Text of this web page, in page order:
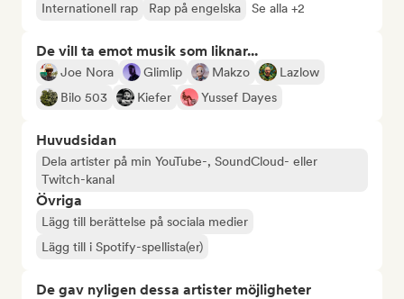
Internationell rap
Rap på engelska Se alla +2
De vill ta emot musik som liknar...
Joe Nora Glimlip Makzo
Lazlow
Bilo 503
Kiefer Yussef Dayes
Huvudsidan
Dela artister på min YouTube-, SoundCloud- eller
Twitch-kanal
Övriga
Lägg till berättelse på sociala medier
Lägg till i Spotify-spellista(er)
De gav nyligen dessa artister möjligheter